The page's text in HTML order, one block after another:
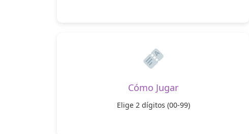
Cómo Jugar
Elige 2 dígitos (00-99)